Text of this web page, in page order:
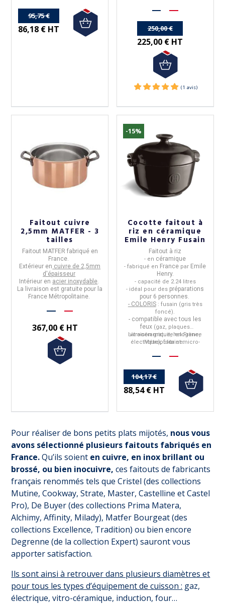
(3 avis)
95,75 €
86,18 € HT 250,00 €
225,00 € HT
Faitout cuivre
2,5mm MATFER - 3
tailles
Faitout MATFER fabriqué en
France.
Extérieur en cuivre de 2,5mm
d'épaisseur
Intérieur en acier inoxydable
La livraison est gratuite pour la
France Métropolitaine.
367,00 € HT
-15%
Cocotte faitout à
riz en céramique
Emile Henry Fusain
Faitout à riz
- en céramique
- fabriqué en France par Emile
Henry.
- capacité de 2.24 litres
- idéal pour des préparations
pour 6 personnes.
- COLORIS: fusain (gris très
foncé).
- compatible avec tous les
feux (gaz, plaques
vitrocéramique, halogène,
électrique), four et micro-
Livraison gratuite en France
Métropolitaine.
104,17 €
88,54 € HT
Pour réaliser de bons petits plats mijotés, nous vous
avons sélectionné plusieurs faitouts fabriqués en
France.Qu’ils soient en cuivre, en inox brillant ou
brossé, ou bien inocuivre, ces faitouts de fabricants
français renommés tels que Cristel (des collections
Mutine, Cookway, Strate, Master, Castelline et Castel
Pro), De Buyer (des collections Prima Matera,
Alchimy, Affinity, Milady), Matfer Bourgeat (des
collections Excellence, Tradition) ou bien encore
Degrenne (de la collection Expert) sauront vous
apporter satisfaction.
Ils sont ainsi à retrouver dans plusieurs diamètres et
pour tous les types d’équipement de cuisson : gaz,
électrique, vitro-céramique, induction, four…